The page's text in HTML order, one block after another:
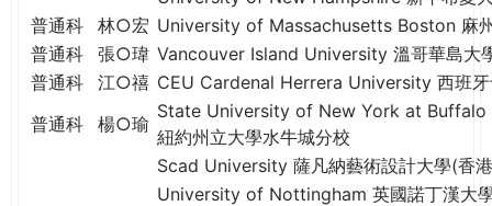
普通科
林○宏 University of Massachusetts Boston 麻
普通科
張○瑋 Vancouver Island University 溫哥華島大
普通科
江○禧 CEU Cardenal Herrera University 西班
普通科
楊○瑜
State University of New York at Buffalo
紐約州立大學水牛城分校
Scad University 薩凡納藝術設計大學(香
University of Nottingham 英國諾丁漢大